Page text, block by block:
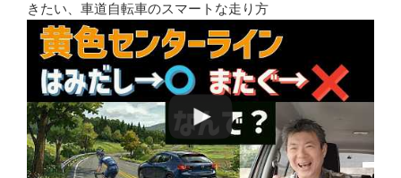
きたい、車道自転車のスマートな走り方